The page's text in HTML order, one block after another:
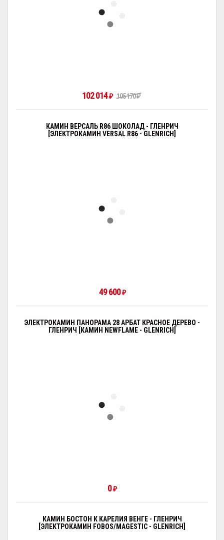
102 014₽ 105 170₽
КАМИН ВЕРСАЛЬ R86 ШОКОЛАД - ГЛЕНРИЧ
[ЭЛЕКТРОКАМИН VERSAL R86 - GLENRICH]
49 600₽
ЭЛЕКТРОКАМИН ПАНОРАМА 28 АРБАТ КРАСНОЕ ДЕРЕВО -
ГЛЕНРИЧ [КАМИН NEWFLAME - GLENRICH]
0₽
КАМИН БОСТОН К КАРЕЛИЯ ВЕНГЕ - ГЛЕНРИЧ
[ЭЛЕКТРОКАМИН FOBOS/MAGESTIC - GLENRICH]